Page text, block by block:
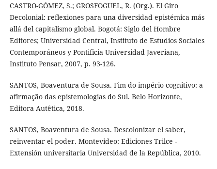
CASTRO-GÓMEZ, S.; GROSFOGUEL, R. (Org.). El Giro
Decolonial: reflexiones para una diversidad epistémica más
allá del capitalismo global. Bogotá: Siglo del Hombre
Editores; Universidad Central, Instituto de Estudios Sociales
Contemporáneos y Pontificia Universidad Javeriana,
Instituto Pensar, 2007, p. 93-126.
SANTOS, Boaventura de Sousa. Fim do império cognitivo: a
afirmação das epistemologias do Sul. Belo Horizonte,
Editora Autêtica, 2018.
SANTOS, Boaventura de Sousa. Descolonizar el saber,
reinventar el poder. Montevideo: Ediciones Trilce -
Extensión universitaria Universidad de la República, 2010.